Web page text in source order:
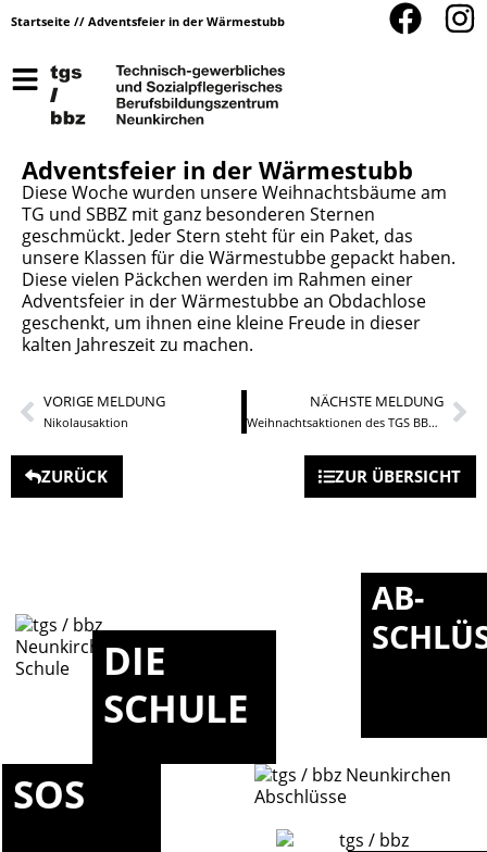
Startseite // Adventsfeier in der Wärmestubb
Adventsfeier in der Wärmestubb
Diese Woche wurden unsere Weihnachtsbäume am
TG und SBBZ mit ganz besonderen Sternen
geschmückt. Jeder Stern steht für ein Paket, das
unsere Klassen für die Wärmestubbe gepackt haben.
Diese vielen Päckchen werden im Rahmen einer
Adventsfeier in der Wärmestubbe an Obdachlose
geschenkt, um ihnen eine kleine Freude in dieser
kalten Jahreszeit zu machen.
VORIGE MELDUNG
Nikolausaktion
NÄCHSTE MELDUNG
Weihnachtsaktionen des TGS BBZ Neunkirchen
ZURÜCK ZUR ÜBERSICHT
DIE
SCHULE
AB-
SOS